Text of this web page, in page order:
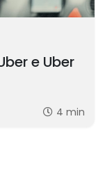
e Uber
4 min